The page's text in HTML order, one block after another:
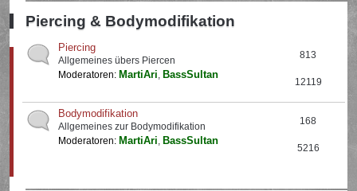
Piercing & Bodymodifikation
Piercing
Allgemeines übers Piercen
Moderatoren: MartiAri, BassSultan
813
12119
Bodymodifikation
Allgemeines zur Bodymodifikation
Moderatoren: MartiAri, BassSultan
168
5216